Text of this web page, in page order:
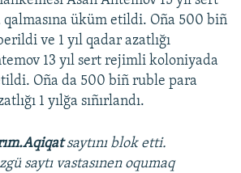
üküm etildi. Oña 500 biñ
ve 1 yıl qadar azatlığı
13 yıl sert rejimli koloniyada
Oña da 500 biñ ruble para
1 yılğa sıñırlandı.
saytını blok etti.
saytı vastasınen oqumaq